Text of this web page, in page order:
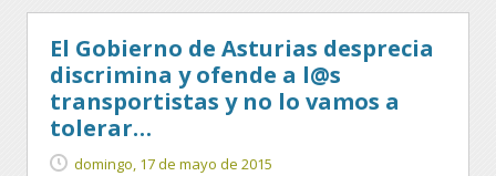
El Gobierno de Asturias desprecia
discrimina y ofende a l@s
transportistas y no lo vamos a
tolerar…
domingo, 17 de mayo de 2015